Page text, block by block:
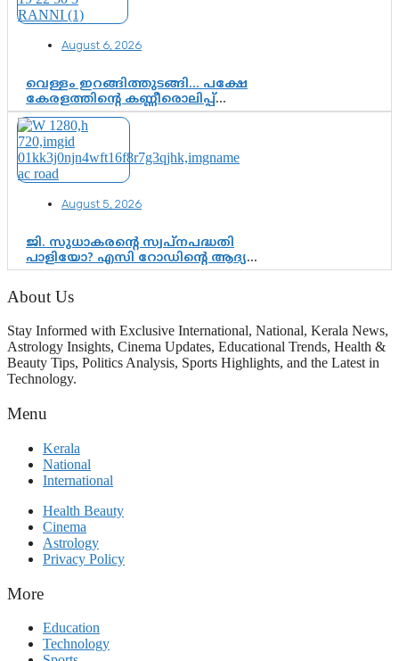
August 6, 2026
വെള്ളം ഇറങ്ങിത്തുടങ്ങി… പക്ഷേ
കേരളത്തിന്റെ കണ്ണീരൊലിപ്പ്
എന്നവസാനിക്കും?
August 5, 2026
ജി. സുധാകരന്റെ സ്വപ്നപദ്ധതി
പാളിയോ? എസി റോഡിന്റെ ആദ്യ
പ്രളയപരീക്ഷയിൽ ഉയരുന്നത്
ഗുരുതര ചോദ്യങ്ങൾ
About Us
Stay Informed with Exclusive International, National, Kerala News,
Astrology Insights, Cinema Updates, Educational Trends, Health &
Beauty Tips, Politics Analysis, Sports Highlights, and the Latest in
Technology.
Menu
Kerala
National
International
Health Beauty
Cinema
Astrology
Privacy Policy
More
Education
Technology